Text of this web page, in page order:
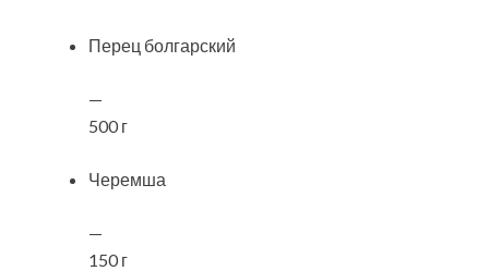
Перец болгарский
—
500 г
Черемша
—
150 г